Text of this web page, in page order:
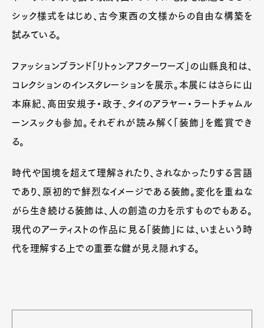
シック様式をはじめ、古今東西の文様からの自由な構築を
試みている。
ファッションブランド「リトゥンアフターワーズ」の山縣良和は、
コレクションのインスタレーションを展示。本展にはさらに山
本麻紀、高田安規子・政子、タイのアラヤー・ラートチャムル
ーンスックも参加。それぞれが読み解く「装飾」を鑑賞でき
る。
時代や国境を超えて理解されたり、されなかったりする言語
であり、原初的で鮮烈なイメージである装飾。変化を重ねな
がら生き続ける装飾は、人の創造の力を示すものでもある。
現代のアーティストの作品に見る「装飾」には、いまという時
代を理解する上での重要な鍵が見え隠れする。